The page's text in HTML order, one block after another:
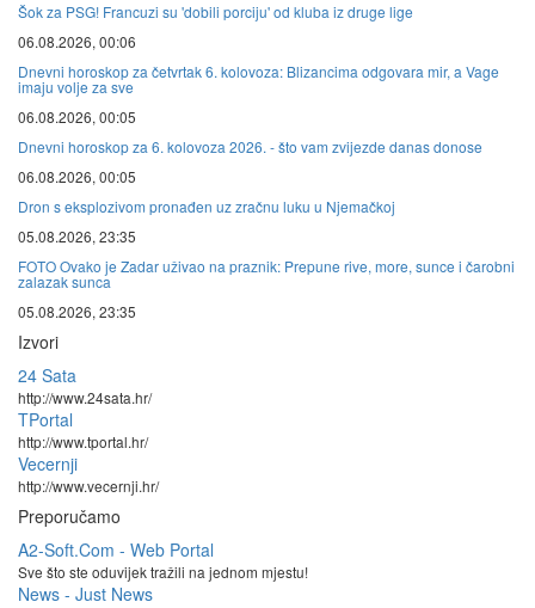
Šok za PSG! Francuzi su 'dobili porciju' od kluba iz druge lige
06.08.2026, 00:06
Dnevni horoskop za četvrtak 6. kolovoza: Blizancima odgovara mir, a Vage
imaju volje za sve
06.08.2026, 00:05
Dnevni horoskop za 6. kolovoza 2026. - što vam zvijezde danas donose
06.08.2026, 00:05
Dron s eksplozivom pronađen uz zračnu luku u Njemačkoj
05.08.2026, 23:35
FOTO Ovako je Zadar uživao na praznik: Prepune rive, more, sunce i čarobni
zalazak sunca
05.08.2026, 23:35
Izvori
24 Sata
http://www.24sata.hr/
TPortal
http://www.tportal.hr/
Vecernji
http://www.vecernji.hr/
Preporučamo
A2-Soft.Com - Web Portal
Sve što ste oduvijek tražili na jednom mjestu!
News - Just News